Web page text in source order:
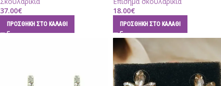
37.00€
ΠΡΟΣΘΉΚΗ ΣΤΟ ΚΑΛΆΘΙ
18.00€
ΠΡΟΣΘΉΚΗ ΣΤΟ ΚΑΛΆΘΙ